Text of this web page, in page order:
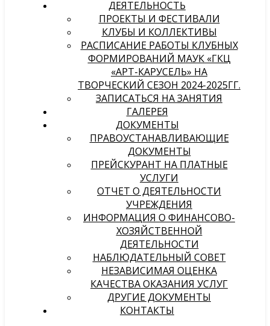
ДЕЯТЕЛЬНОСТЬ
ПРОЕКТЫ И ФЕСТИВАЛИ
КЛУБЫ И КОЛЛЕКТИВЫ
РАСПИСАНИЕ РАБОТЫ КЛУБНЫХ
ФОРМИРОВАНИЙ МАУК «ГКЦ
«АРТ-КАРУСЕЛЬ» НА
ТВОРЧЕСКИЙ СЕЗОН 2024-2025ГГ.
ЗАПИСАТЬСЯ НА ЗАНЯТИЯ
ГАЛЕРЕЯ
ДОКУМЕНТЫ
ПРАВОУСТАНАВЛИВАЮЩИЕ
ДОКУМЕНТЫ
ПРЕЙСКУРАНТ НА ПЛАТНЫЕ
УСЛУГИ
ОТЧЕТ О ДЕЯТЕЛЬНОСТИ
УЧРЕЖДЕНИЯ
ИНФОРМАЦИЯ О ФИНАНСОВО-
ХОЗЯЙСТВЕННОЙ
ДЕЯТЕЛЬНОСТИ
НАБЛЮДАТЕЛЬНЫЙ СОВЕТ
НЕЗАВИСИМАЯ ОЦЕНКА
КАЧЕСТВА ОКАЗАНИЯ УСЛУГ
ДРУГИЕ ДОКУМЕНТЫ
КОНТАКТЫ